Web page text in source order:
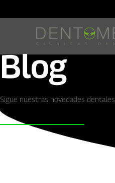
Blog
Sigue nuestras novedades dentales.